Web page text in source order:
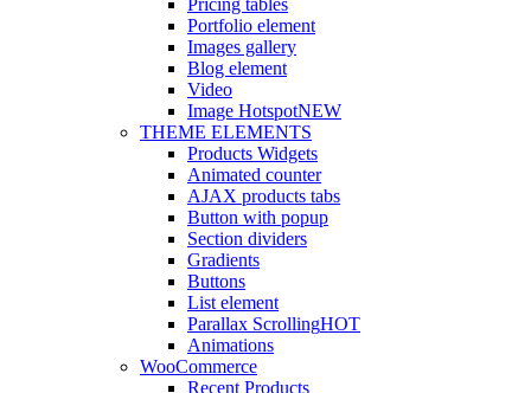
Pricing tables
Portfolio element
Images gallery
Blog element
Video
Image HotspotNEW
THEME ELEMENTS
Products Widgets
Animated counter
AJAX products tabs
Button with popup
Section dividers
Gradients
Buttons
List element
Parallax ScrollingHOT
Animations
WooCommerce
Recent Products